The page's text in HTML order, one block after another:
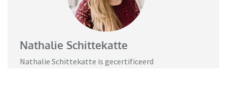
Nathalie Schittekatte
Nathalie Schittekatte is gecertificeerd